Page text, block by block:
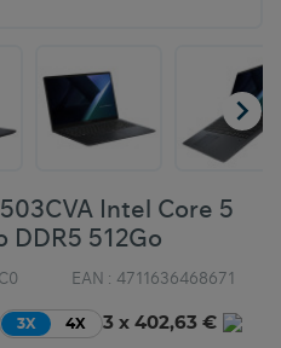

Intel Core 5
DDR5 512Go
EAN : 4711636468671
3X 4X 3 x 402,63 €